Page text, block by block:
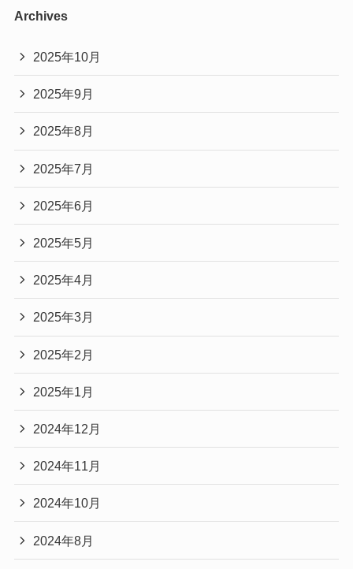
Archives
2025年10月
2025年9月
2025年8月
2025年7月
2025年6月
2025年5月
2025年4月
2025年3月
2025年2月
2025年1月
2024年12月
2024年11月
2024年10月
2024年8月